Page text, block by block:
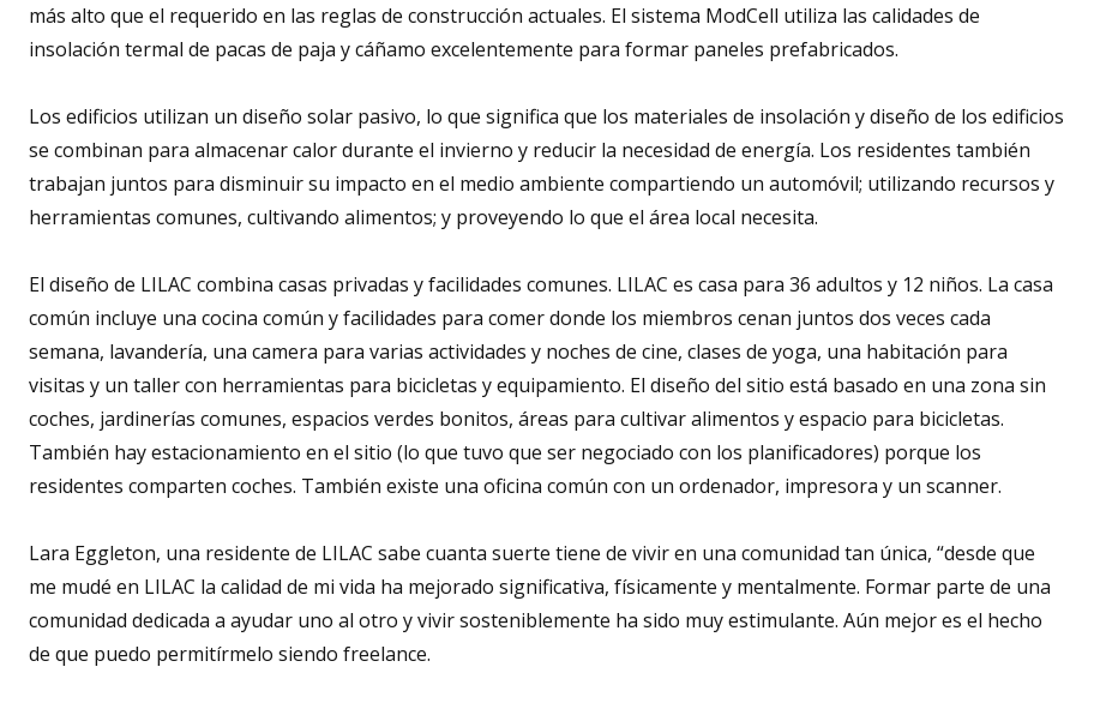
más alto que el requerido en las reglas de construcción actuales. El sistema ModCell utiliza las calidades de
insolación termal de pacas de paja y cáñamo excelentemente para formar paneles prefabricados.
Los edificios utilizan un diseño solar pasivo, lo que significa que los materiales de insolación y diseño de los edificios
se combinan para almacenar calor durante el invierno y reducir la necesidad de energía. Los residentes también
trabajan juntos para disminuir su impacto en el medio ambiente compartiendo un automóvil; utilizando recursos y
herramientas comunes, cultivando alimentos; y proveyendo lo que el área local necesita.
El diseño de LILAC combina casas privadas y facilidades comunes. LILAC es casa para 36 adultos y 12 niños. La casa
común incluye una cocina común y facilidades para comer donde los miembros cenan juntos dos veces cada
semana, lavandería, una camera para varias actividades y noches de cine, clases de yoga, una habitación para
visitas y un taller con herramientas para bicicletas y equipamiento. El diseño del sitio está basado en una zona sin
coches, jardinerías comunes, espacios verdes bonitos, áreas para cultivar alimentos y espacio para bicicletas.
También hay estacionamiento en el sitio (lo que tuvo que ser negociado con los planificadores) porque los
residentes comparten coches. También existe una oficina común con un ordenador, impresora y un scanner.
Lara Eggleton, una residente de LILAC sabe cuanta suerte tiene de vivir en una comunidad tan única, “desde que
me mudé en LILAC la calidad de mi vida ha mejorado significativa, físicamente y mentalmente. Formar parte de una
comunidad dedicada a ayudar uno al otro y vivir sosteniblemente ha sido muy estimulante. Aún mejor es el hecho
de que puedo permitírmelo siendo freelance.